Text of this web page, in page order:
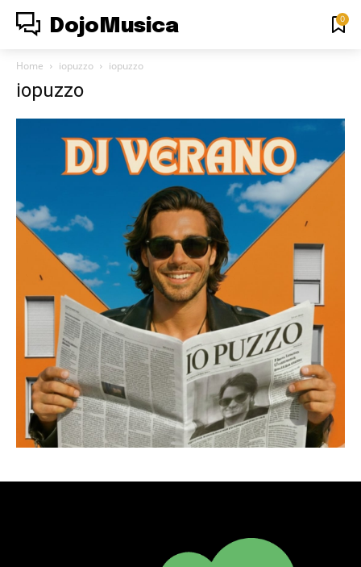
DojoMusica 0
Home iopuzzo iopuzzo
iopuzzo